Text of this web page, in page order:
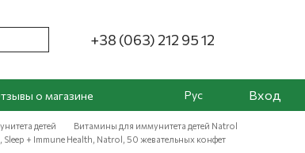
+38 (063) 212 95 12
о магазине
Рус Вход
детей
Витамины для иммунитета детей Natrol
+ Immune Health, Natrol, 50 жевательных конфет